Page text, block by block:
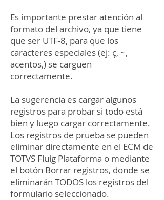
Es importante prestar atención al
formato del archivo, ya que tiene
que ser UTF-8, para que los
caracteres especiales (ej: ç, ~,
acentos,) se carguen
correctamente.
La sugerencia es cargar algunos
registros para probar si todo está
bien y luego cargar correctamente.
Los registros de prueba se pueden
eliminar directamente en el ECM de
TOTVS Fluig Plataforma o mediante
el botón Borrar registros, donde se
eliminarán TODOS los registros del
formulario seleccionado.